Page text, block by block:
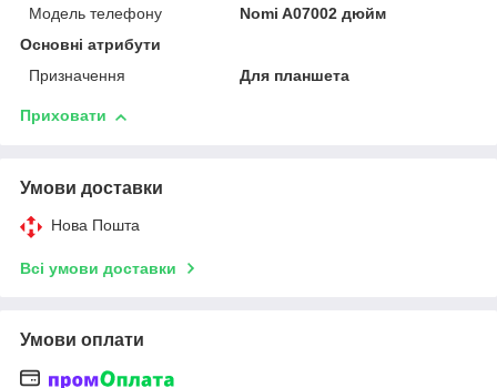
Модель телефону
Nomi A07002 дюйм
Основні атрибути
Призначення
Для планшета
Приховати
Умови доставки
Нова Пошта
Всі умови доставки
Умови оплати